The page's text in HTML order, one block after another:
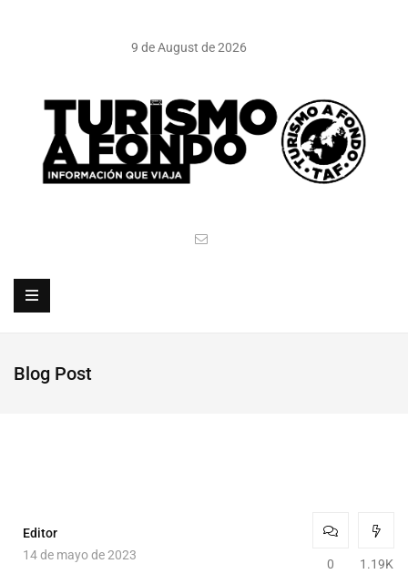
9 de August de 2026
Blog Post
Editor
14 de mayo de 2023
0 1.19K